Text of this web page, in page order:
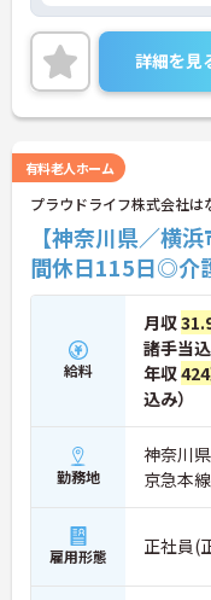
詳細を見
有料老人ホーム
プラウドライフ株式会社は
【神奈川県／横
間休日115日◎介
給料
月収
諸手当込
年収
込み）
勤務地
神奈川
京急本
雇用形態 正社員(